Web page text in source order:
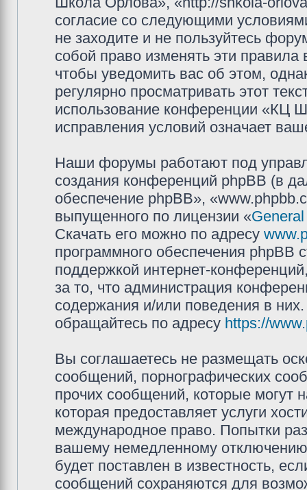
согласие со следующими
не заходите и не пользуйтесь
собой право изменять эти
чтобы уведомить вас об этом,
регулярно просматривать этот
использование конференции «КЦ
исправления условий означает
Наши форумы работают под
создания конференций phpBB (в
обеспечение phpBB»,
выпущенного по лицензии «
Скачать его можно по адресу
программного обеспечения phpBB
поддержкой интернет-
за то, что администрация
содержания и/или поведения в
обращайтесь по адресу https://
Вы соглашаетесь не размещать
сообщений, порнографических
прочих сообщений, которые могут
которая предоставляет услуги
международное право. Попытки
вашему немедленному
будет поставлен в известность,
сообщений сохраняются для